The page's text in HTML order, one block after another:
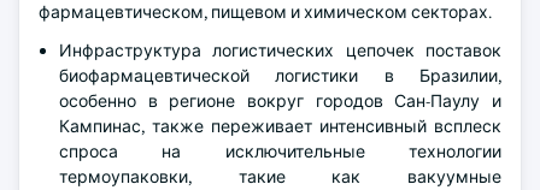
фармацевтическом, пищевом и химическом секторах.
Инфраструктура логистических цепочек поставок
биофармацевтической логистики в Бразилии,
особенно в регионе вокруг городов Сан-Паулу и
Кампинас, также переживает интенсивный всплеск
спроса на исключительные технологии
термоупаковки, такие как вакуумные